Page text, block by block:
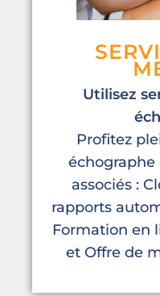
Utilisez
Profitez
échographe
associés :
rapports
Formation en
et Offre de